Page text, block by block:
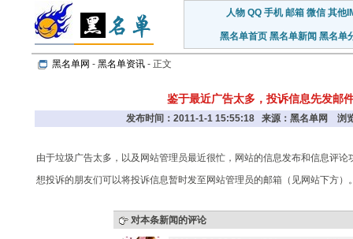
人物 QQ 手机 邮箱 微信 其他
黑名单首页 黑名单新闻 黑名单
黑名单网 - 黑名单资讯 - 正文
鉴于最近广告太多，投诉信息先发邮
发布时间：2011-1-1 15:55:18 来源：黑名单网 浏
由于垃圾广告太多，以及网站管理员最近很忙，网站的信息发布和信息评论
想投诉的朋友们可以将投诉信息暂时发至网站管理员的邮箱（见网站下方）
对本条新闻的评论